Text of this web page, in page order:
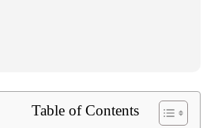
Table of Contents